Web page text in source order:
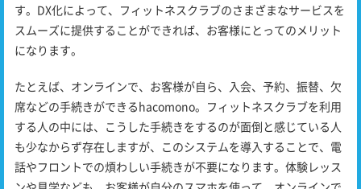
す。DX化によって、フィットネスクラブのさまざまなサービスを
スムーズに提供することができれば、お客様にとってのメリット
になります。
たとえば、オンラインで、お客様が自ら、入会、予約、振替、欠
席などの手続きができるhacomono。フィットネスクラブを利用
する人の中には、こうした手続きをするのが面倒と感じている人
も少なからず存在しますが、このシステムを導入することで、電
話やフロントでの煩わしい手続きが不要になります。体験レッス